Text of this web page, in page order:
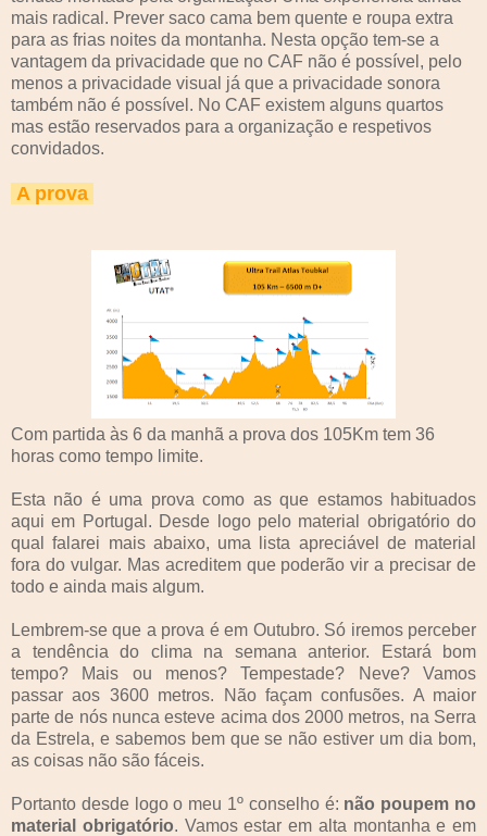
mais radical. Prever saco cama bem quente e roupa extra
para as frias noites da montanha. Nesta opção tem-se a
vantagem da privacidade que no CAF não é possível, pelo
menos a privacidade visual já que a privacidade sonora
também não é possível. No CAF existem alguns quartos
mas estão reservados para a organização e respetivos
convidados.
A prova
Com partida às 6 da manhã a prova dos 105Km tem 36
horas como tempo limite.
Esta não é uma prova como as que estamos habituados
aqui em Portugal. Desde logo pelo material obrigatório do
qual falarei mais abaixo, uma lista apreciável de material
fora do vulgar. Mas acreditem que poderão vir a precisar de
todo e ainda mais algum.
Lembrem-se que a prova é em Outubro. Só iremos perceber
a tendência do clima na semana anterior. Estará bom
tempo? Mais ou menos? Tempestade? Neve? Vamos
passar aos 3600 metros. Não façam confusões. A maior
parte de nós nunca esteve acima dos 2000 metros, na Serra
da Estrela, e sabemos bem que se não estiver um dia bom,
as coisas não são fáceis.
Portanto desde logo o meu 1º conselho é: não poupem no
material obrigatório. Vamos estar em alta montanha e em